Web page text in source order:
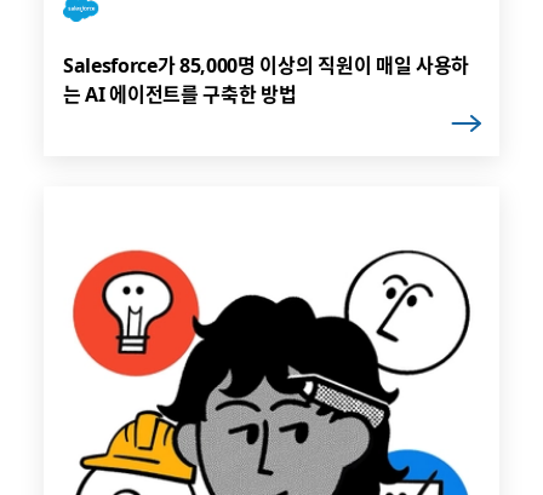
Salesforce가 85,000명 이상의 직원이 매일 사용하
는 AI 에이전트를 구축한 방법